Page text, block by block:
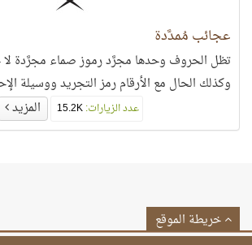
عجائب مُمدَّدة
تظل الحروف وحدها مجرَّد رموز صماء مجرَّدة لا
وكذلك الحال مع الأرقام رمز التجريد ووسيلة
عدد الزيارات:15.2K المزيد
خريطة الموقع